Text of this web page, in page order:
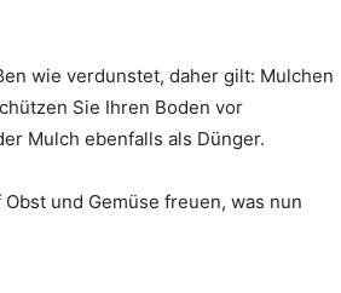
wie verdunstet, daher gilt: Mulchen
Sie Ihren Boden vor
Mulch ebenfalls als Dünger.
und Gemüse freuen, was nun